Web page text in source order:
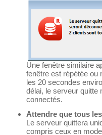
Une fenêtre similaire
fenêtre est répétée ou
les 20 secondes
délai, le serveur quitte
connectés.
Attendre que tous
Le serveur quittera
compris ceux en